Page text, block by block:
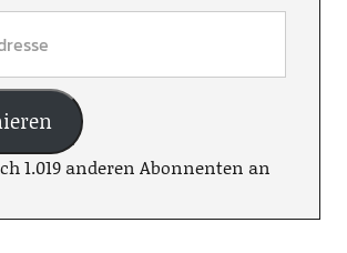
1.019 anderen Abonnenten an